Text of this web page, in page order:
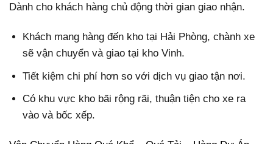
Dành cho khách hàng chủ động thời gian giao nhận.
Khách mang hàng đến kho tại Hải Phòng, chành xe
sẽ vận chuyển và giao tại kho Vinh.
Tiết kiệm chi phí hơn so với dịch vụ giao tận nơi.
Có khu vực kho bãi rộng rãi, thuận tiện cho xe ra
vào và bốc xếp.